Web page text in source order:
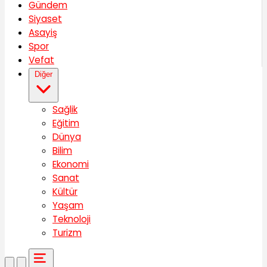
Gündem
Siyaset
Asayiş
Spor
Vefat
Diğer
Sağlik
Eğitim
Dünya
Bilim
Ekonomi
Sanat
Kültür
Yaşam
Teknoloji
Turizm